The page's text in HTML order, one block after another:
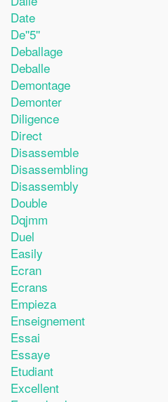
Date
De''5''
Deballage
Deballe
Demontage
Demonter
Diligence
Direct
Disassemble
Disassembling
Disassembly
Double
Dqjmm
Duel
Easily
Ecran
Ecrans
Empieza
Enseignement
Essai
Essaye
Etudiant
Excellent